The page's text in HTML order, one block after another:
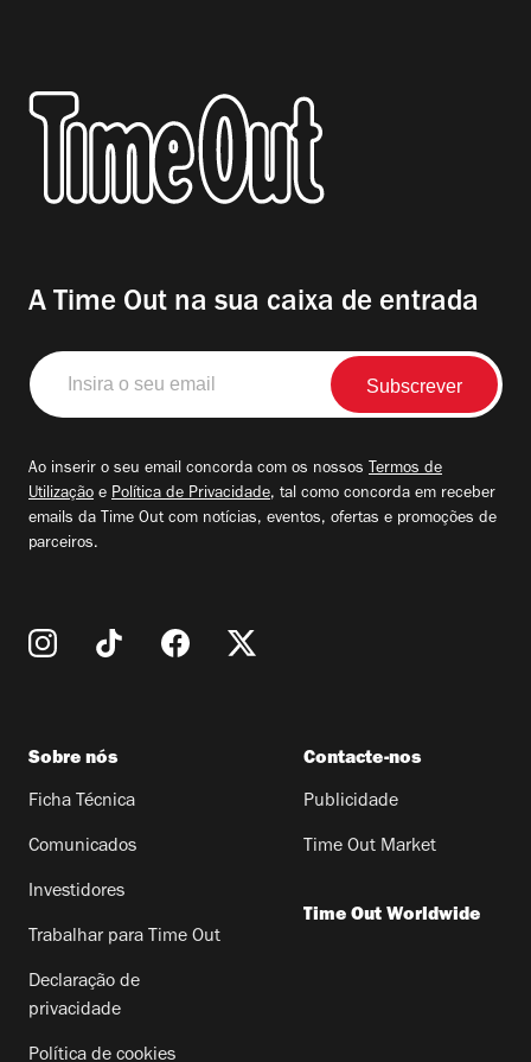
A Time Out na sua caixa de entrada
Insira
o
seu
Ao inserir o seu email concorda com os nossos Termos de
Utilização e Política de Privacidade, tal como concorda em receber
emails da Time Out com notícias, eventos, ofertas e promoções de
parceiros.
Sobre nós
Ficha Técnica
Comunicados
Investidores
Trabalhar para Time Out
Declaração de
privacidade
Política de cookies
Contacte-nos
Publicidade
Time Out Market
Time Out Worldwide